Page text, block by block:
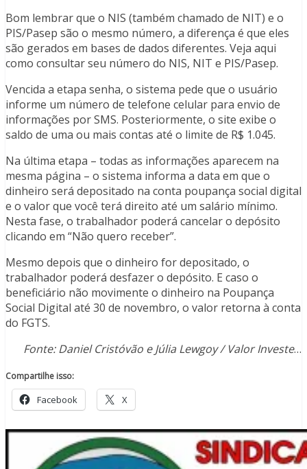
Bom lembrar que o NIS (também chamado de NIT) e o
PIS/Pasep são o mesmo número, a diferença é que eles
são gerados em bases de dados diferentes. Veja aqui
como consultar seu número do NIS, NIT e PIS/Pasep.
Vencida a etapa senha, o sistema pede que o usuário
informe um número de telefone celular para envio de
informações por SMS. Posteriormente, o site exibe o
saldo de uma ou mais contas até o limite de R$ 1.045.
Na última etapa – todas as informações aparecem na
mesma página – o sistema informa a data em que o
dinheiro será depositado na conta poupança social digital
e o valor que você terá direito até um salário mínimo.
Nesta fase, o trabalhador poderá cancelar o depósito
clicando em “Não quero receber”.
Mesmo depois que o dinheiro for depositado, o
trabalhador poderá desfazer o depósito. E caso o
beneficiário não movimente o dinheiro na Poupança
Social Digital até 30 de novembro, o valor retorna à conta
do FGTS.
Fonte: Daniel Cristóvão e Júlia Lewgoy / Valor Investe…
Compartilhe isso:
Facebook X